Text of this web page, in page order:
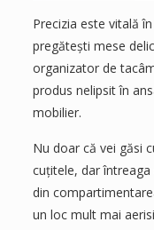
Precizia este vitală
pregătești mese
organizator de
produs nelipsit în
mobilier.
Nu doar că vei găsi
cuțitele, dar
din
un loc mult mai